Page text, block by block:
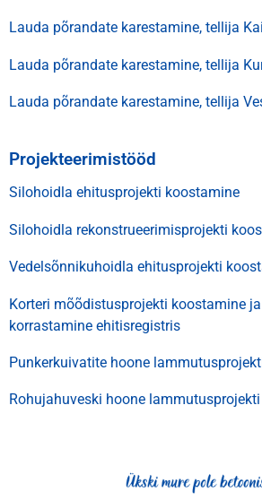
Lauda põrandate karestamine, tellija
Lauda põrandate karestamine, tellija
Lauda põrandate karestamine, tellija
Projekteerimistööd
Silohoidla ehitusprojekti koostamine
Silohoidla rekonstrueerimisprojekti
Vedelsõnnikuhoidla ehitusprojekti
Korteri mõõdistusprojekti koostamine
korrastamine ehitisregistris
Punkerkuivatite hoone
Rohujahuveski hoone